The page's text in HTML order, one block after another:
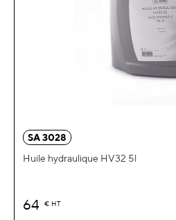
SA 3028
Huile hydraulique HV32 5l
64 € HT